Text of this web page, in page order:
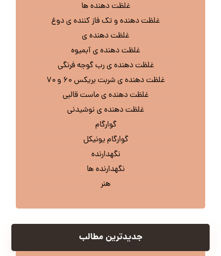
غلظت دهنده ها
غلظت دهنده و تک فاز کننده ی دوغ
غلظت دهنده ی
غلظت دهنده ی آبمیوه
غلظت دهنده ی رب گوجه فرنگی
غلظت دهنده ی شربت بریکس ۶۰ و ۷۰
غلظت دهنده ی ماست قالبی
غلظت دهنده ی نوشیدنی
گوارگام
گوارگام یونیکل
نگهدارنده
نگهدارنده ها
هنر
جدیدترین مطالب